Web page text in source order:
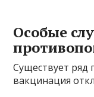
Особые
Существует ряд
вакцинация